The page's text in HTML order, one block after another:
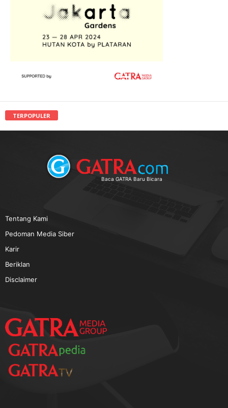
TERPOPULER
Baca GATRA Baru Bicara
Tentang Kami
Pedoman Media Siber
Karir
Beriklan
Disclaimer